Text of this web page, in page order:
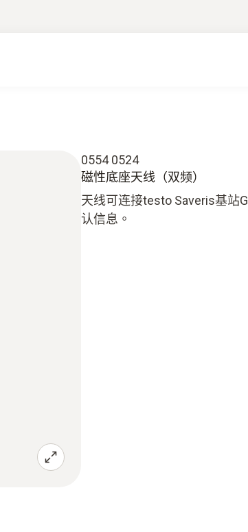
0554 0524
磁性底座天线（双频）
天线可连接testo Saveris基站
认信息。